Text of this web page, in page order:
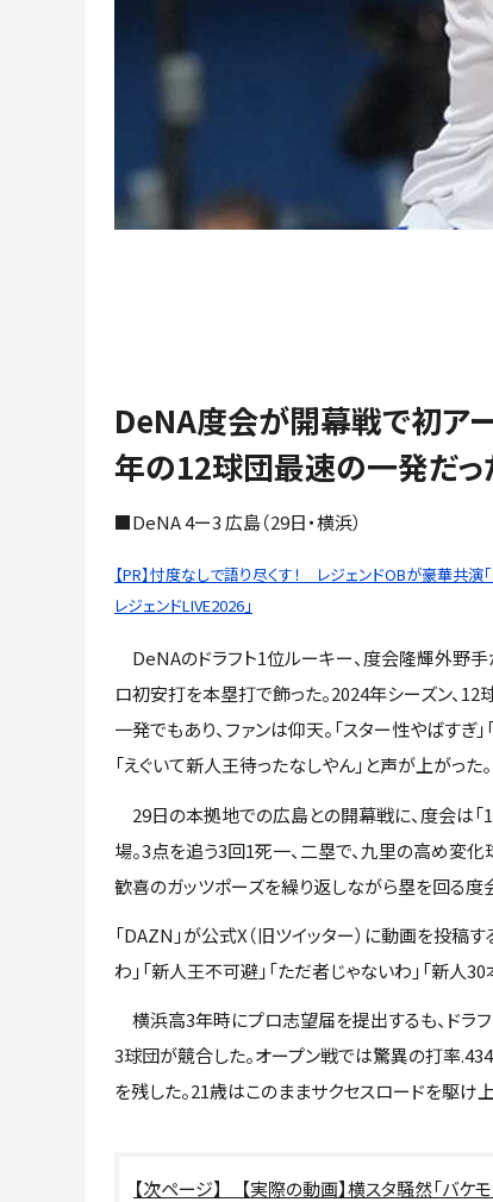
DeNA度会が開幕戦で初ア
年の12球団最速の一発だっ
■DeNA 4ー3 広島（29日・横浜）
【PR】忖度なしで語り尽くす！ レジェンドOBが豪華共演
レジェンドLIVE2026」
DeNAのドラフト1位ルーキー、度会隆輝外野
ロ初安打を本塁打で飾った。2024年シーズン、12
一発でもあり、ファンは仰天。「スター性やばすぎ」
「えぐいて新人王待ったなしやん」と声が上がった。
29日の本拠地での広島との開幕戦に、度会は「1
場。3点を追う3回1死一、二塁で、九里の高め変
歓喜のガッツポーズを繰り返しながら塁を回る度
「DAZN」が公式X（旧ツイッター）に動画を投稿す
わ」「新人王不可避」「ただ者じゃないわ」「新人
横浜高3年時にプロ志望届を提出するも、ドラ
3球団が競合した。オープン戦では驚異の打率
を残した。21歳はこのままサクセスロードを駆け
【実際の動画】横スタ騒然「バ